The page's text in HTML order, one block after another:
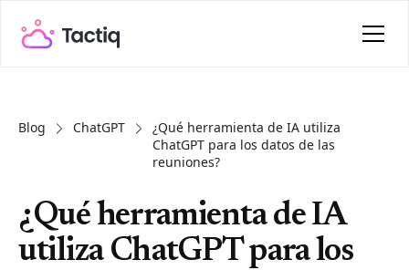
Blog ChatGPT
¿Qué herramienta de IA utiliza
ChatGPT para los datos de las
reuniones?
¿Qué herramienta de IA
utiliza ChatGPT para los